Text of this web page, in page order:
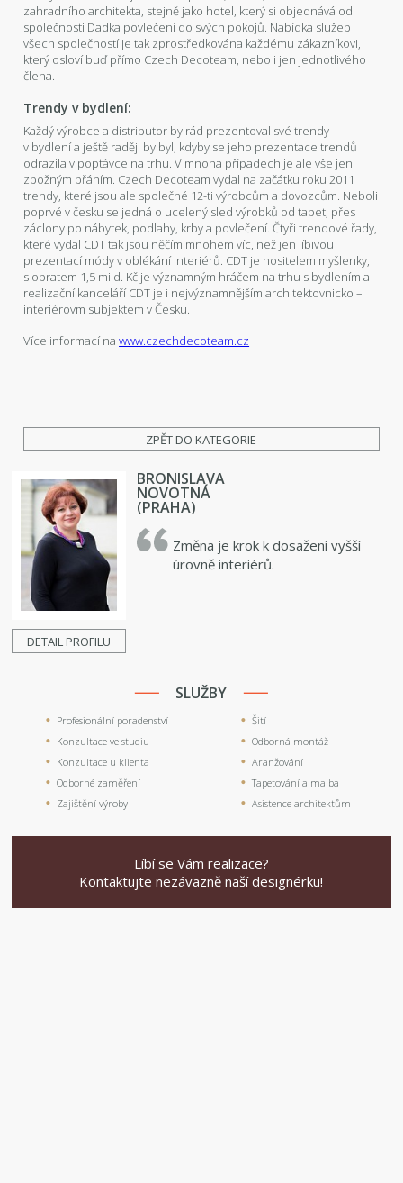
zahradního architekta, stejně jako hotel, který si objednává od
společnosti Dadka povlečení do svých pokojů. Nabídka služeb
všech společností je tak zprostředkována každému zákazníkovi,
který osloví buď přímo Czech Decoteam, nebo i jen jednotlivého
člena.
Trendy v bydlení:
Každý výrobce a distributor by rád prezentoval své trendy
v bydlení a ještě raději by byl, kdyby se jeho prezentace trendů
odrazila v poptávce na trhu. V mnoha případech je ale vše jen
zbožným přáním. Czech Decoteam vydal na začátku roku 2011
trendy, které jsou ale společné 12-ti výrobcům a dovozcům. Neboli
poprvé v česku se jedná o ucelený sled výrobků od tapet, přes
záclony po nábytek, podlahy, krby a povlečení. Čtyři trendové řady,
které vydal CDT tak jsou něčím mnohem víc, než jen líbivou
prezentací módy v oblékání interiérů. CDT je nositelem myšlenky,
s obratem 1,5 mild. Kč je významným hráčem na trhu s bydlením a
realizační kanceláří CDT je i nejvýznamnějším architektovnicko –
interiérovm subjektem v Česku.
Více informací nawww.czechdecoteam.cz
ZPĚT DO KATEGORIE
DETAIL PROFILU
BRONISLAVA
NOVOTNÁ
(PRAHA)
Změna je krok k dosažení vyšší
úrovně interiérů.
SLUŽBY
Profesionální poradenství
Konzultace ve studiu
Konzultace u klienta
Odborné zaměření
Zajištění výroby
Šití
Odborná montáž
Aranžování
Tapetování a malba
Asistence architektům
Líbí se Vám realizace?
Kontaktujte nezávazně naší designérku!